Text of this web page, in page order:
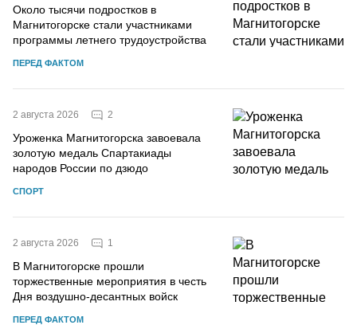
Около тысячи подростков в
Магнитогорске стали участниками
программы летнего трудоустройства
ПЕРЕД ФАКТОМ
2 августа 2026 2
Уроженка Магнитогорска завоевала
золотую медаль Спартакиады
народов России по дзюдо
СПОРТ
2 августа 2026 1
В Магнитогорске прошли
торжественные мероприятия в честь
Дня воздушно-десантных войск
ПЕРЕД ФАКТОМ